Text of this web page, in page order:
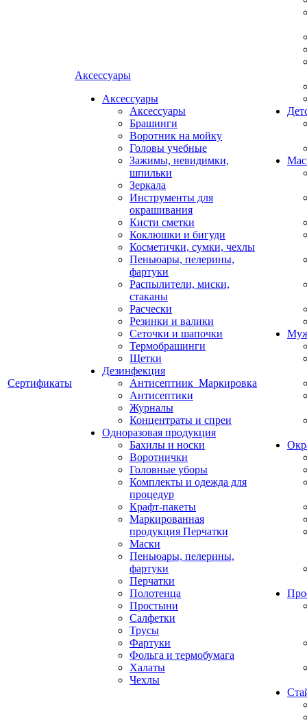
Сертификаты
Аксессуары
Аксессуары
Аксессуары
Брашинги
Воротник на мойку
Головы учебные
Зажимы, невидимки,
шпильки
Зеркала
Инструменты для
окрашивания
Кисти сметки
Коклюшки и бигуди
Косметички, сумки, чехлы
Пеньюары, пелерины,
фартуки
Распылители, миски,
стаканы
Расчески
Резинки и валики
Сеточки и шапочки
Термобрашинги
Щетки
Дезинфекция
Антисептиик_Маркировка
Антисептики
Журналы
Концентраты и спреи
Одноразовая продукция
Бахилы и носки
Воротнички
Головные уборы
Комплекты и одежда для
процедур
Крафт-пакеты
Маркированная
продукция Перчатки
Маски
Пеньюары, пелерины,
фартуки
Перчатки
Полотенца
Простыни
Салфетки
Трусы
Фартуки
Фольга и термобумага
Халаты
Чехлы